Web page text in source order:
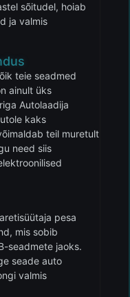
sõitudel, hoiab
ja valmis
teie seadmed
ainult üks
Autolaadija
kaks
teil muretult
need siis
pesa
mis sobib
seadmete jaoks.
seade auto
valmis